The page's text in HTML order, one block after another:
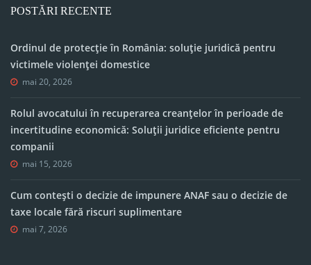
POSTĂRI RECENTE
Ordinul de protecție în România: soluție juridică pentru
victimele violenței domestice
mai 20, 2026
Rolul avocatului în recuperarea creanțelor în perioade de
incertitudine economică: Soluții juridice eficiente pentru
companii
mai 15, 2026
Cum contești o decizie de impunere ANAF sau o decizie de
taxe locale fără riscuri suplimentare
mai 7, 2026